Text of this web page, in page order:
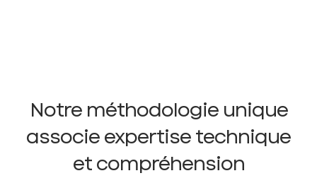
Notre méthodologie unique
associe expertise technique
et compréhension